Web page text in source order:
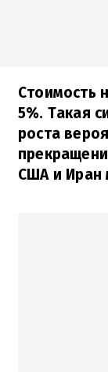
Стоимость
5%. Такая
роста
США и Иран